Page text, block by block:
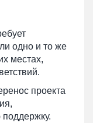
одно и то же
местах,
проекта